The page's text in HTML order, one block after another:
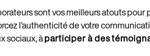
sont vos meilleurs atouts
l’authenticité de votre
sociaux, àparticiper à des